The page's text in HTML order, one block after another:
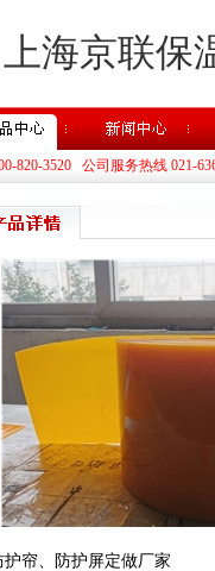
上海京联
820-3520 公司服务热线 021-
护帘、防护屏定做厂家